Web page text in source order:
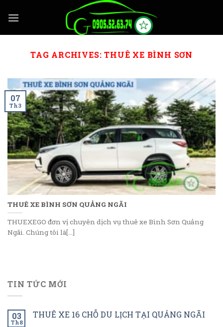
TAG ARCHIVES:THUÊ XE BÌNH SƠN
THUÊ XE BÌNH SƠN QUẢNG NGÃI
THUEXEGO đơn vị chuyên dịch vụ thuê xe Bình Sơn Quảng
Ngãi. Chúng tôi là[...]
07
Th3
TIN TỨC MỚI
03
Th8
THUÊ XE 16 CHỖ DU LỊCH TẠI QUẢNG NGÃI